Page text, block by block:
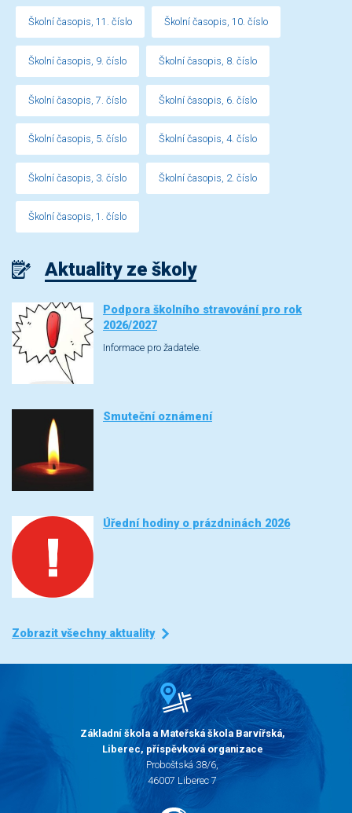
Školní časopis, 11. číslo Školní časopis, 10. číslo
Školní časopis, 9. číslo Školní časopis, 8. číslo
Školní časopis, 7. číslo Školní časopis, 6. číslo
Školní časopis, 5. číslo Školní časopis, 4. číslo
Školní časopis, 3. číslo Školní časopis, 2. číslo
Školní časopis, 1. číslo
Aktuality ze školy
Podpora školního stravování pro rok
2026/2027
Informace pro žadatele.
Smuteční oznámení
Úřední hodiny o prázdninách 2026
Zobrazit všechny aktuality
Základní škola a Mateřská škola Barvířská,
Liberec, příspěvková organizace
Proboštská 38/6,
46007 Liberec 7